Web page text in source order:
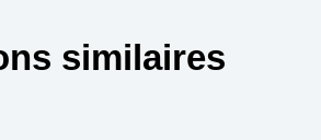
similaires